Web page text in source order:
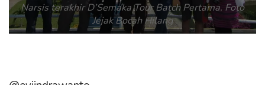
Narsis terakhir D’Semaka Tour Batch Pertama. Foto
Jejak Bocah Hilang